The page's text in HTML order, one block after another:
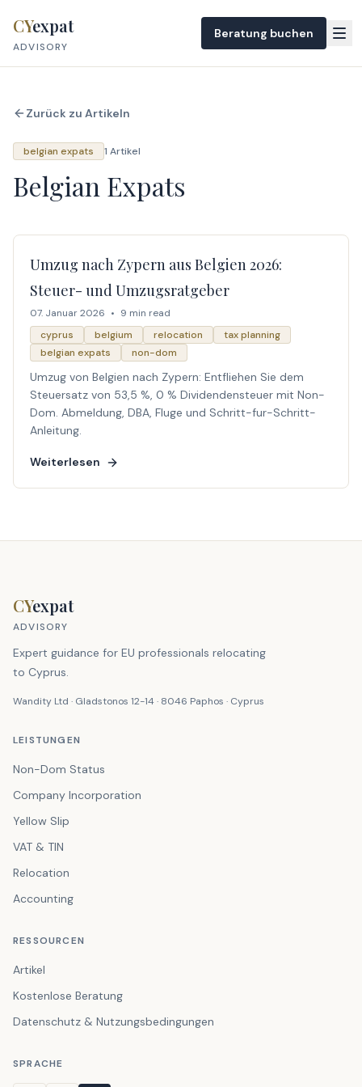
CYexpat
ADVISORY
Beratung buchen
Zurück zu Artikeln
belgian expats 1 Artikel
Belgian Expats
Umzug nach Zypern aus Belgien 2026:
Steuer- und Umzugsratgeber
07. Januar 2026 • 9 min read
cyprus
belgium relocation
tax planning
belgian expats
non-dom
Umzug von Belgien nach Zypern: Entfliehen Sie dem
Steuersatz von 53,5 %, 0 % Dividendensteuer mit Non-
Dom. Abmeldung, DBA, Fluge und Schritt-fur-Schritt-
Anleitung.
Weiterlesen
CYexpat
ADVISORY
Expert guidance for EU professionals relocating
to Cyprus.
Wandity Ltd · Gladstonos 12-14 · 8046 Paphos · Cyprus
LEISTUNGEN
Non-Dom Status
Company Incorporation
Yellow Slip
VAT & TIN
Relocation
Accounting
RESSOURCEN
Artikel
Kostenlose Beratung
Datenschutz & Nutzungsbedingungen
SPRACHE